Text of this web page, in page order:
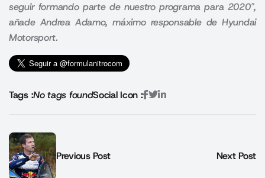
seguir formando parte de nuestro programa para 2020″,
añade Andrea Adamo, máximo responsable de Hyundai
Motorsport.
Tags :No tags foundSocial Icon :
Previous Post Next Post